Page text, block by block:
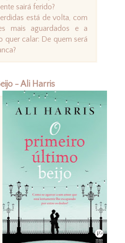
sairá ferido?
está de volta, com
mais aguardados e a
quer calar: De quem será
- Ali Harris